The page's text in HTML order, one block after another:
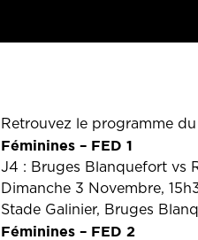
Retrouvez le programme
Féminines – FED 1
J4 : Bruges Blanquefort vs
Dimanche 3 Novembre,
Stade Galinier, Bruges
Féminines – FED 2